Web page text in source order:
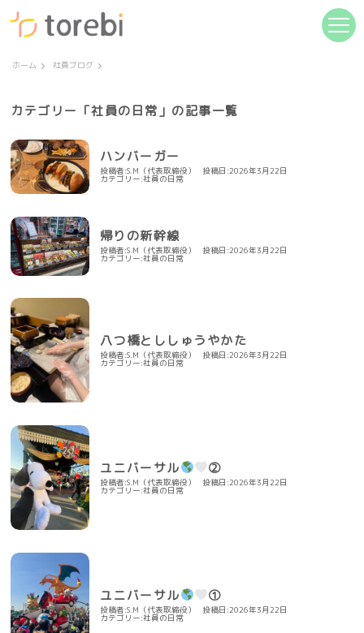
ホーム 社員ブログ
カテゴリー「社員の日常」の記事一覧
ハンバーガー
投稿者:S.M（代表取締役） 投稿日:2026年3月22日
カテゴリー:社員の日常
帰りの新幹線
投稿者:S.M（代表取締役） 投稿日:2026年3月22日
カテゴリー:社員の日常
八つ橋とししゅうやかた
投稿者:S.M（代表取締役） 投稿日:2026年3月22日
カテゴリー:社員の日常
ユニバーサル ②
投稿者:S.M（代表取締役） 投稿日:2026年3月22日
カテゴリー:社員の日常
ユニバーサル ①
投稿者:S.M（代表取締役） 投稿日:2026年3月22日
カテゴリー:社員の日常